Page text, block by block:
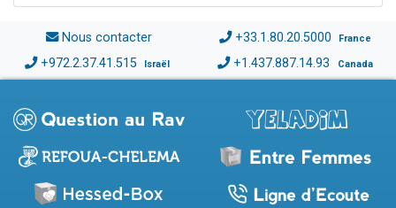
Nous contacter +33.1.80.20.5000 France
+972.2.37.41.515 Israël +1.437.887.14.93 Canada